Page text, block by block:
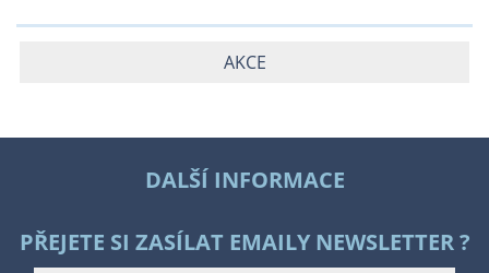
AKCE
DALŠÍ INFORMACE
PŘEJETE SI ZASÍLAT EMAILY NEWSLETTER ?